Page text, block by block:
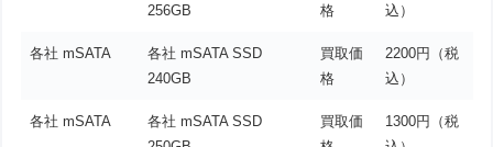
256GB
格
込）
各社 mSATA
各社 mSATA SSD
240GB
買取価
格
2200円（税
込）
各社 mSATA
各社 mSATA SSD
買取価
1300円（税